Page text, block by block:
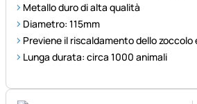
Metallo duro di alta qualità
Diametro: 115mm
Previene il riscaldamento dello zoccolo
Lunga durata: circa 1000 animali